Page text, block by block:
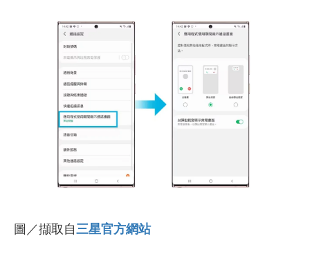
圖／擷取自三星官方網站